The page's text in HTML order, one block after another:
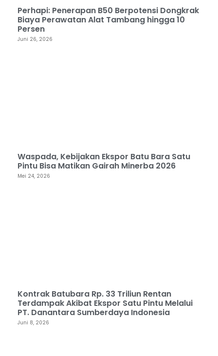
Perhapi: Penerapan B50 Berpotensi Dongkrak
Biaya Perawatan Alat Tambang hingga 10
Persen
Juni 26, 2026
Waspada, Kebijakan Ekspor Batu Bara Satu
Pintu Bisa Matikan Gairah Minerba 2026
Mei 24, 2026
Kontrak Batubara Rp. 33 Triliun Rentan
Terdampak Akibat Ekspor Satu Pintu Melalui
PT. Danantara Sumberdaya Indonesia
Juni 8, 2026